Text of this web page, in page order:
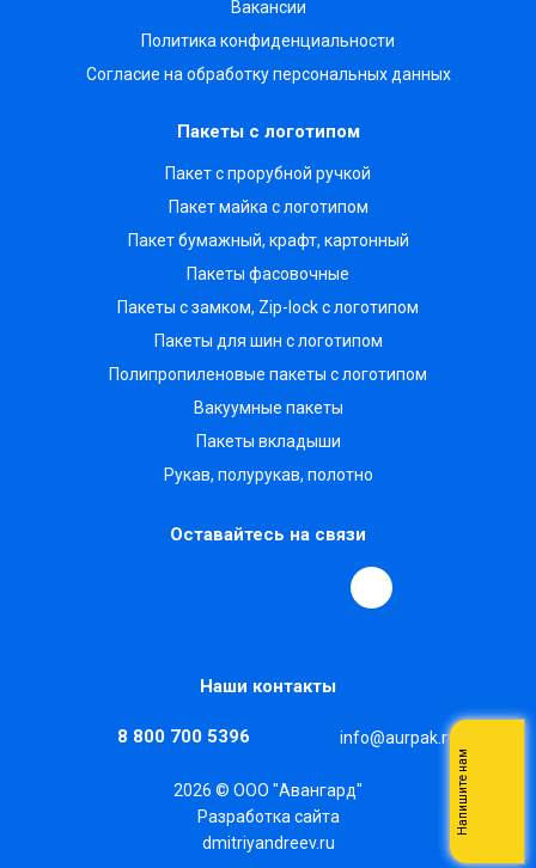
Вакансии
Политика конфиденциальности
Согласие на обработку персональных данных
Пакеты с логотипом
Пакет с прорубной ручкой
Пакет майка с логотипом
Пакет бумажный, крафт, картонный
Пакеты фасовочные
Пакеты с замком, Zip-lock с логотипом
Пакеты для шин с логотипом
Полипропиленовые пакеты с логотипом
Вакуумные пакеты
Пакеты вкладыши
Рукав, полурукав, полотно
Оставайтесь на связи
Наши контакты
8 800 700 5396 info@aurpak.ru
2026 © ООО "Авангард"
Разработка сайта
dmitriyandreev.ru
Напишите нам